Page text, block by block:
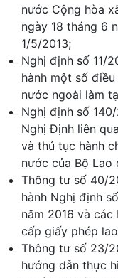
nước Cộng hòa
ngày 18 tháng 6
1/5/2013;
Nghị định số 11/
hành một số
nước ngoài làm
Nghị định số
Nghị Định liên
và thủ tục hành
nước của Bộ Lao
Thông tư số 40/
hành Nghị định
năm 2016 và
cấp giấy phép
Thông tư số 23/
hướng dẫn thực